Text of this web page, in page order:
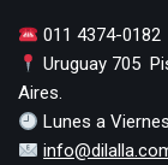
011 4374-0182
Uruguay 705
Aires.
Lunes a